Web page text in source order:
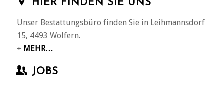
HIER FINDEN SIE UNS
Unser Bestattungsbüro finden Sie in Leihmannsdorf
15, 4493 Wolfern.
+ MEHR…
JOBS